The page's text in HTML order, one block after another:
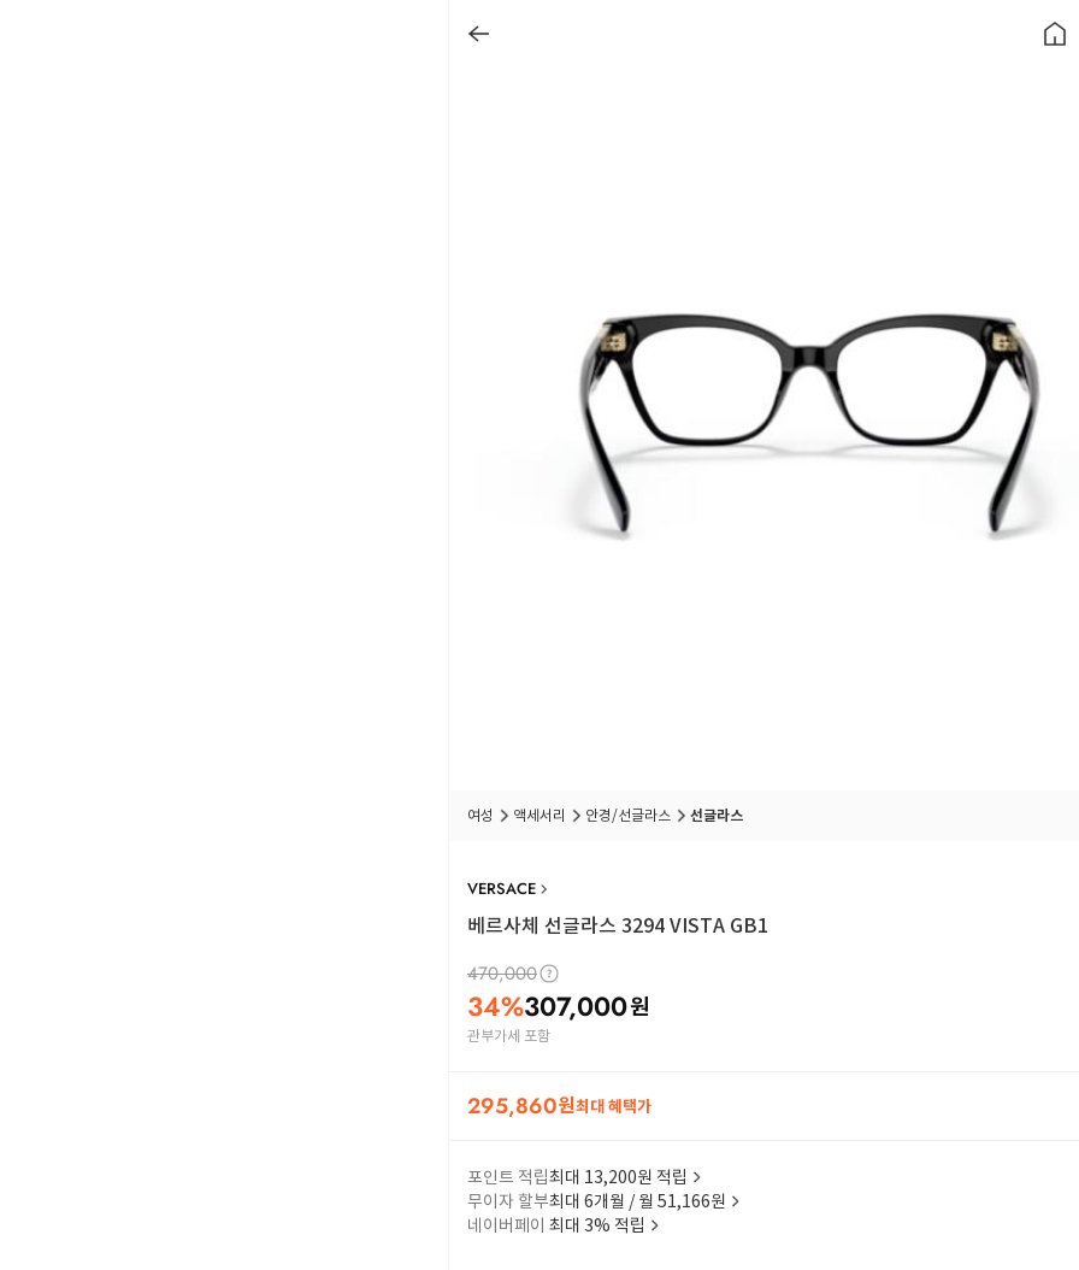
여성 액세서리 안경/선글라스 선글라스
VERSACE
베르사체 선글라스 3294 VISTA GB1
470,000
34%307,000원
관부가세 포함
295,860원최대 혜택가
포인트 적립최대 13,200원 적립
무이자 할부최대 6개월 / 월 51,166원
네이버페이 최대 3% 적립